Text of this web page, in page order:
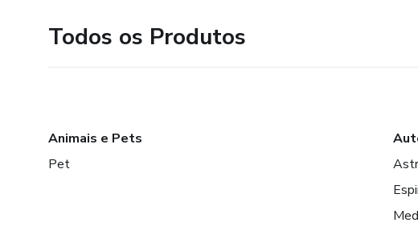
Todos os Produtos
Animais e Pets
Pet